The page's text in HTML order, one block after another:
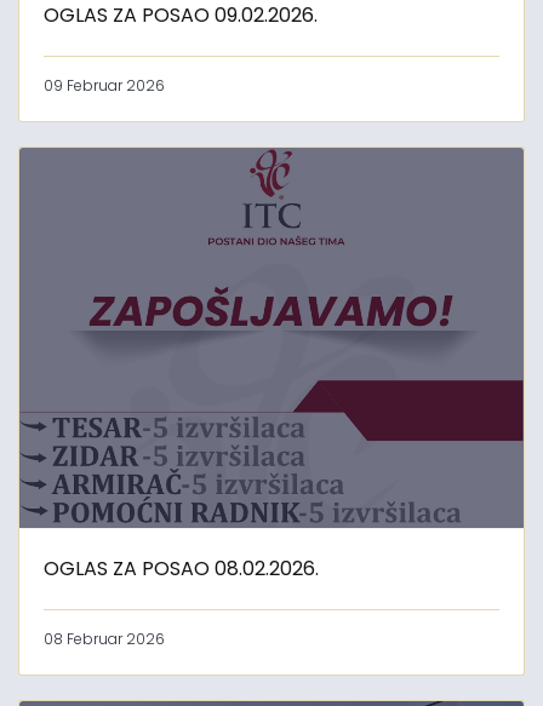
OGLAS ZA POSAO 09.02.2026.
09 Februar 2026
OGLAS ZA POSAO 08.02.2026.
08 Februar 2026